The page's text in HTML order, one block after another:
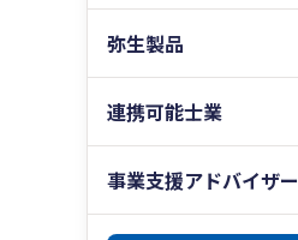
弥生製品
連携可能士業
事業支援アドバイザー